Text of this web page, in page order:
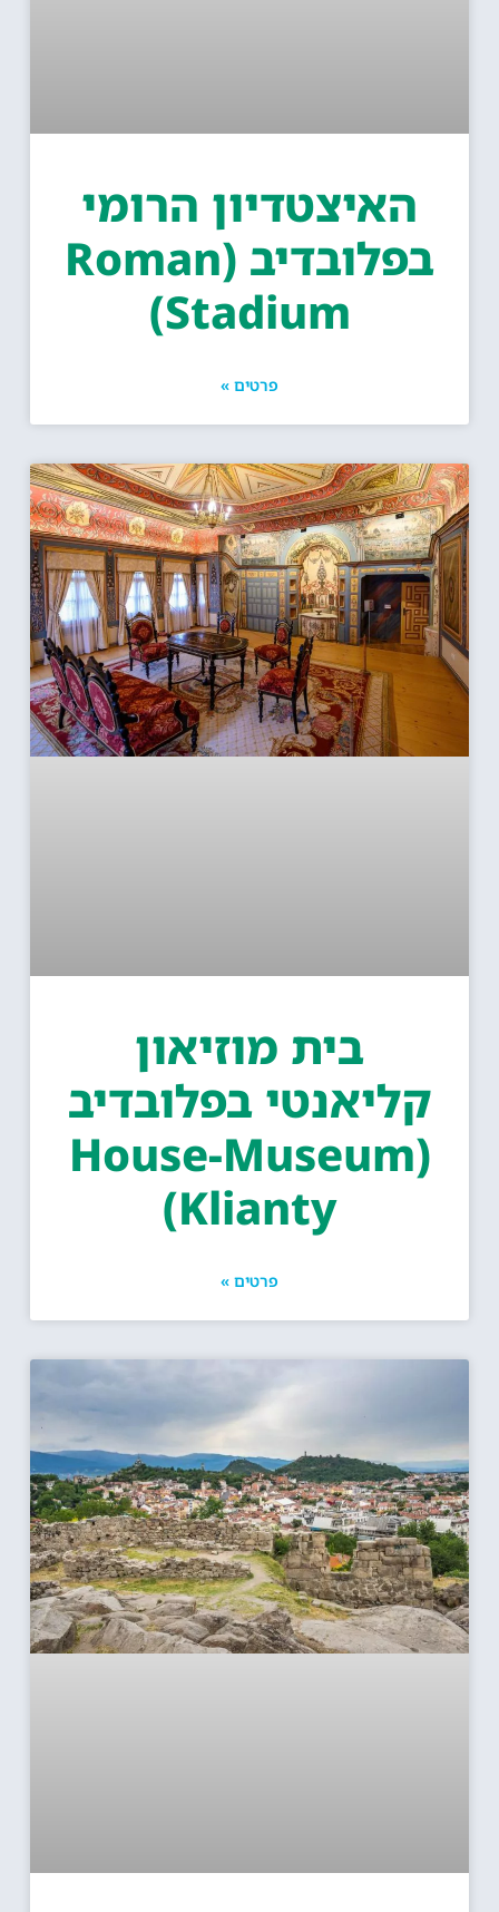
האיצטדיון הרומי
בפלובדיב (Roman
Stadium)
בית מוזיאון
בפלובדיב
(House-Museum
Klianty)